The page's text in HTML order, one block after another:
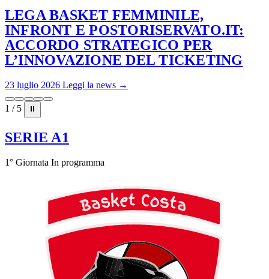
LEGA BASKET FEMMINILE,
INFRONT E POSTORISERVATO.IT:
ACCORDO STRATEGICO PER
L’INNOVAZIONE DEL TICKETING
23 luglio 2026 Leggi la news →
1 / 5 ⏸
SERIE A1
1° Giornata In programma